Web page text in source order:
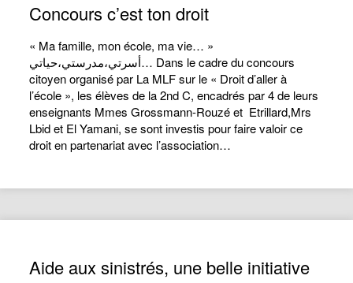
Concours c’est ton droit
« Ma famille, mon école, ma vie… »
أسرتي،مدرستي،حياتي… Dans le cadre du concours
citoyen organisé par La MLF sur le « Droit d’aller à
l’école », les élèves de la 2nd C, encadrés par 4 de leurs
enseignants Mmes Grossmann-Rouzé et Etrillard,Mrs
Lbid et El Yamani, se sont investis pour faire valoir ce
droit en partenariat avec l’association…
Aide aux sinistrés, une belle initiative